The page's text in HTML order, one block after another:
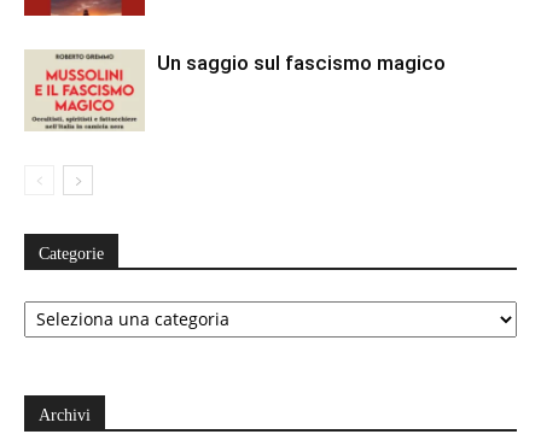
Un saggio sul fascismo magico
Categorie
Categorie
Archivi